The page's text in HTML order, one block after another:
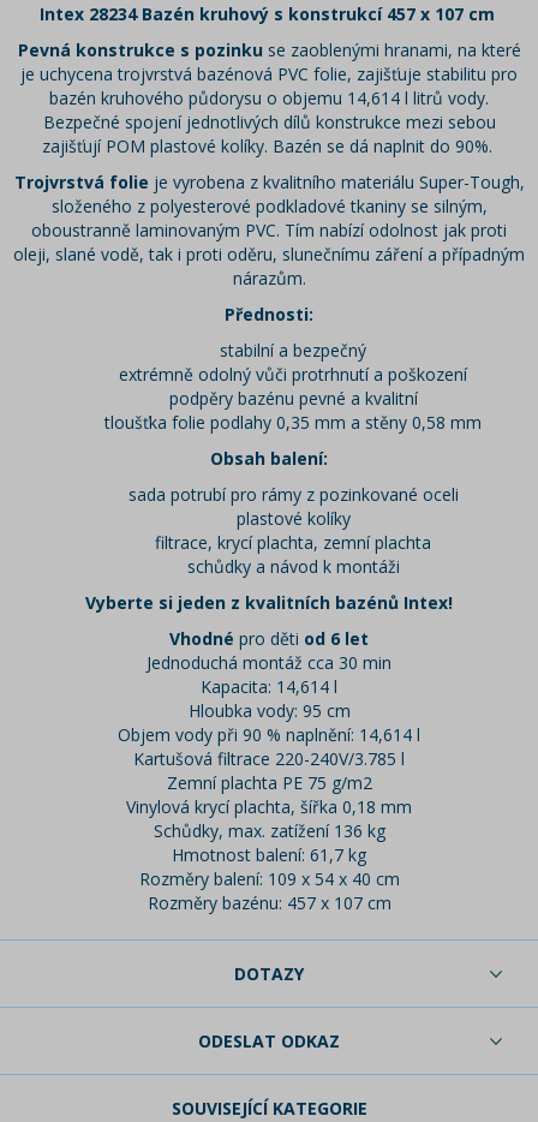
Intex 28234 Bazén kruhový s konstrukcí 457 x 107 cm
Pevná konstrukce s pozinku se zaoblenými hranami, na které
je uchycena trojvrstvá bazénová PVC folie, zajišťuje stabilitu pro
bazén kruhového půdorysu o objemu 14,614 l litrů vody.
Bezpečné spojení jednotlivých dílů konstrukce mezi sebou
zajišťují POM plastové kolíky. Bazén se dá naplnit do 90%.
Trojvrstvá folie je vyrobena z kvalitního materiálu Super-Tough,
složeného z polyesterové podkladové tkaniny se silným,
oboustranně laminovaným PVC. Tím nabízí odolnost jak proti
oleji, slané vodě, tak i proti oděru, slunečnímu záření a případným
nárazům.
Přednosti:
stabilní a bezpečný
extrémně odolný vůči protrhnutí a poškození
podpěry bazénu pevné a kvalitní
tloušťka folie podlahy 0,35 mm a stěny 0,58 mm
Obsah balení:
sada potrubí pro rámy z pozinkované oceli
plastové kolíky
filtrace, krycí plachta, zemní plachta
schůdky a návod k montáži
Vyberte si jeden z kvalitních bazénů Intex!
Vhodné pro děti od 6 let
Jednoduchá montáž cca 30 min
Kapacita: 14,614 l
Hloubka vody: 95 cm
Objem vody při 90 % naplnění: 14,614 l
Kartušová filtrace 220-240V/3.785 l
Zemní plachta PE 75 g/m2
Vinylová krycí plachta, šířka 0,18 mm
Schůdky, max. zatížení 136 kg
Hmotnost balení: 61,7 kg
Rozměry balení: 109 x 54 x 40 cm
Rozměry bazénu: 457 x 107 cm
DOTAZY
ODESLAT ODKAZ
SOUVISEJÍCÍ KATEGORIE